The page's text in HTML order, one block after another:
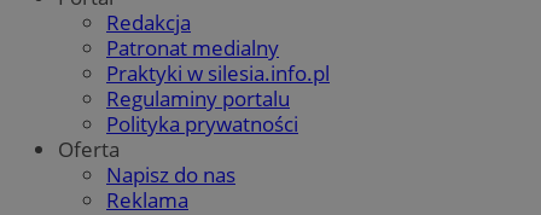
Redakcja
Patronat medialny
Praktyki w silesia.info.pl
Regulaminy portalu
Polityka prywatności
Oferta
Napisz do nas
Reklama